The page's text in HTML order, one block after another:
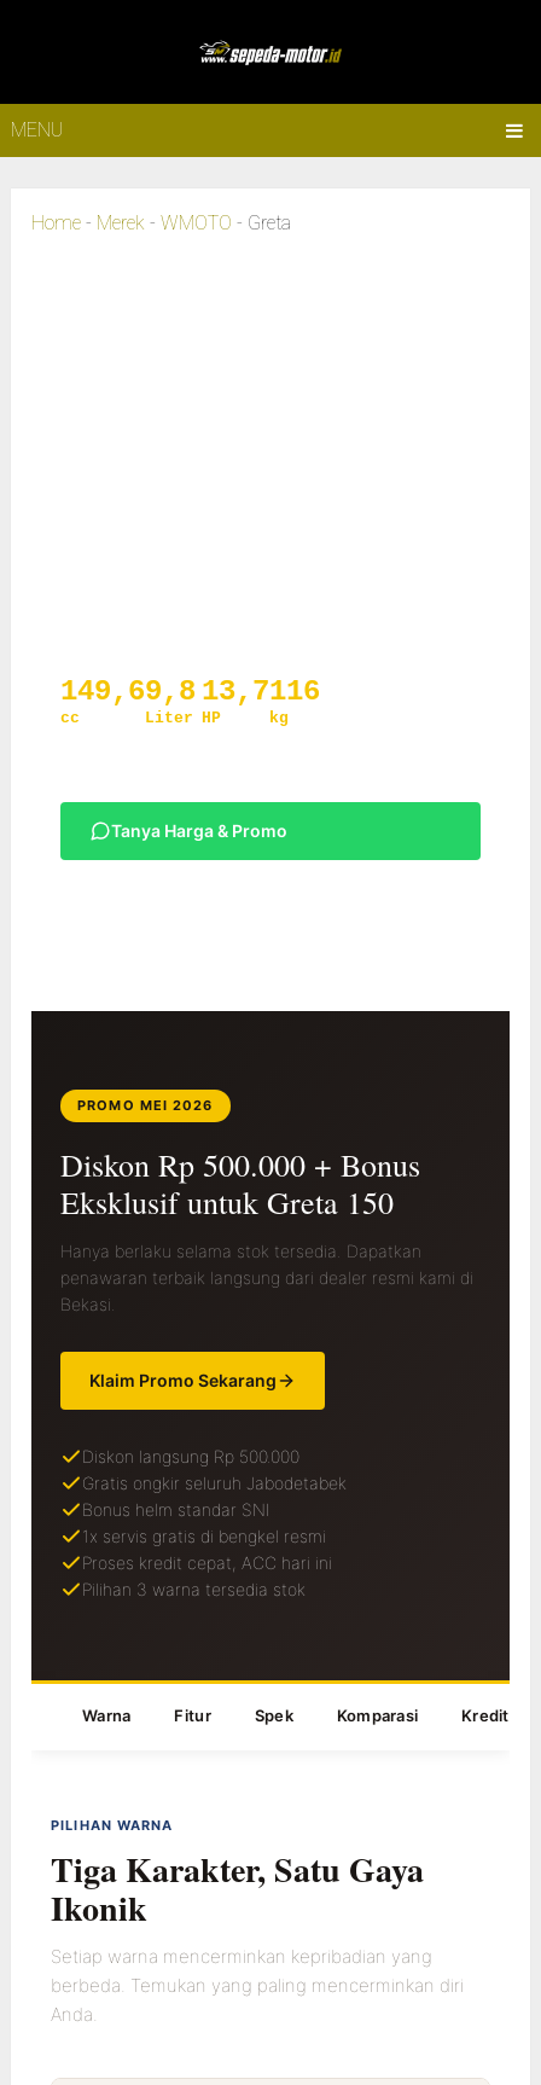
MENU
Home - Merek -WMOTO - Greta
149,6
cc
9,8
Liter
13,7
HP
116
kg
Tanya Harga & Promo
PROMO MEI 2026
Diskon Rp 500.000 + Bonus
Eksklusif untuk Greta 150
Hanya berlaku selama stok tersedia. Dapatkan
penawaran terbaik langsung dari dealer resmi kami di
Bekasi.
Klaim Promo Sekarang
Diskon langsung Rp 500.000
Gratis ongkir seluruh Jabodetabek
Bonus helm standar SNI
1x servis gratis di bengkel resmi
Proses kredit cepat, ACC hari ini
Pilihan 3 warna tersedia stok
Warna Fitur Spek Komparasi Kredit
PILIHAN WARNA
Tiga Karakter, Satu Gaya
Ikonik
Setiap warna mencerminkan kepribadian yang
berbeda. Temukan yang paling mencerminkan diri
Anda.